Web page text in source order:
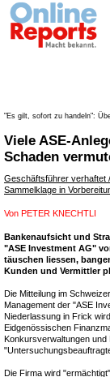
"Es gilt, sofort zu handeln":
Viele ASE-
Schaden
Geschäftsführer verhaftet
Sammelklage in
Von PETER KNECHTLI
Bankenaufsicht und
"ASE Investment AG"
täuschen liessen,
Kunden und Vermittler
Die Mitteilung im
Management der "ASE
Niederlassung in Frick
Eidgenössischen
Konkursverwaltungen und
Die Firma wird